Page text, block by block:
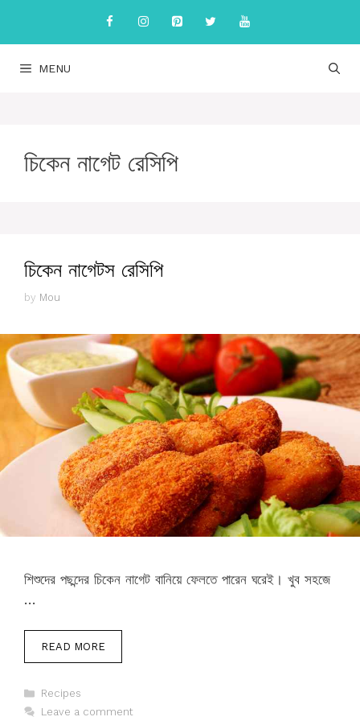
content
MENU
চিকেন নাগেট রেসিপি
চিকেন নাগেটস রেসিপি
by Mou
শিশুদের পছন্দের চিকেন নাগেট বানিয়ে ফেলতে পারেন ঘরেই। খুব সহজে
…
READ MORE
Categories
Recipes
Leave a comment